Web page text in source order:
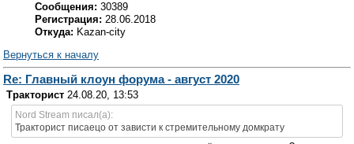
Сообщения: 30389
Регистрация: 28.06.2018
Откуда: Kazan-city
Вернуться к началу
Re: Главный клоун форума - август 2020
Тракторист 24.08.20, 13:53
Nord Stream писал(а):
Тракторист писаецо от зависти к стремительному домкрату